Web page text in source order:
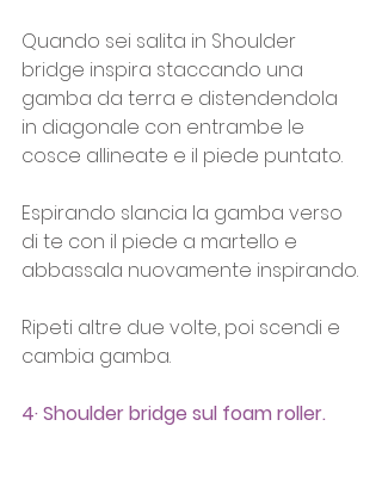
Quando sei salita in Shoulder
bridge inspira staccando una
gamba da terra e distendendola
in diagonale con entrambe le
cosce allineate e il piede puntato.
Espirando slancia la gamba verso
di te con il piede a martello e
abbassala nuovamente inspirando.
Ripeti altre due volte, poi scendi e
cambia gamba.
4· Shoulder bridge sul foam roller.